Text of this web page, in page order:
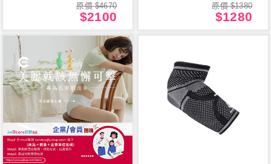
原價 $4670
$2100
原價 $1380
$1280